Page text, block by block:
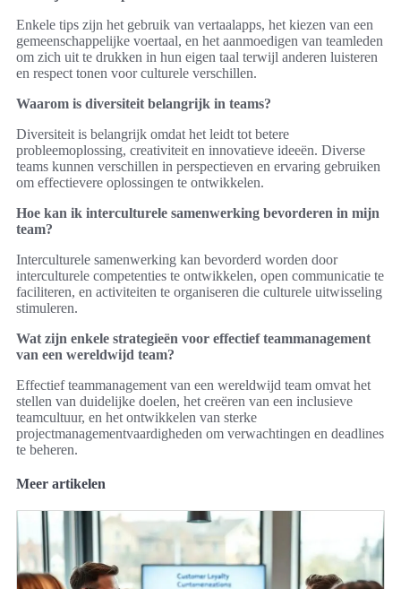
Enkele tips zijn het gebruik van vertaalapps, het kiezen van een
gemeenschappelijke voertaal, en het aanmoedigen van teamleden
om zich uit te drukken in hun eigen taal terwijl anderen luisteren
en respect tonen voor culturele verschillen.
Waarom is diversiteit belangrijk in teams?
Diversiteit is belangrijk omdat het leidt tot betere
probleemoplossing, creativiteit en innovatieve ideeën. Diverse
teams kunnen verschillen in perspectieven en ervaring gebruiken
om effectievere oplossingen te ontwikkelen.
Hoe kan ik interculturele samenwerking bevorderen in mijn
team?
Interculturele samenwerking kan bevorderd worden door
interculturele competenties te ontwikkelen, open communicatie te
faciliteren, en activiteiten te organiseren die culturele uitwisseling
stimuleren.
Wat zijn enkele strategieën voor effectief teammanagement
van een wereldwijd team?
Effectief teammanagement van een wereldwijd team omvat het
stellen van duidelijke doelen, het creëren van een inclusieve
teamcultuur, en het ontwikkelen van sterke
projectmanagementvaardigheden om verwachtingen en deadlines
te beheren.
Meer artikelen